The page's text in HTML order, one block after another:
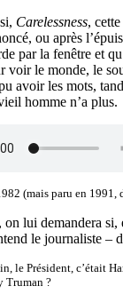
Carelessness,
ou après
par la fenêtre et
voir le monde, le
avoir les mots,
homme n’a plus.
1982 (mais paru en 1991,
on lui demandera
le journaliste –
le Président, c’était
Truman ?